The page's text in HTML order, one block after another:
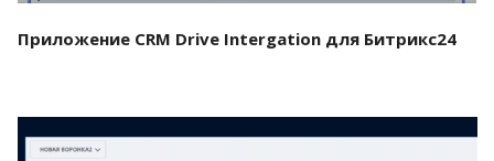
Приложение CRM Drive Intergation для Битрикс24